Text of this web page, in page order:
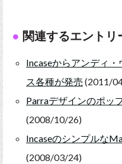
関連するエントリ
Incaseからアンディ
ス各種が発売 (2011/
Parraデザインのポッ
(2008/10/26)
Incaseのシンプルな
(2008/03/24)